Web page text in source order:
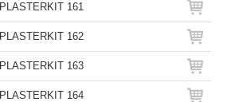
PLASTERKIT 161
PLASTERKIT 162
PLASTERKIT 163
PLASTERKIT 164